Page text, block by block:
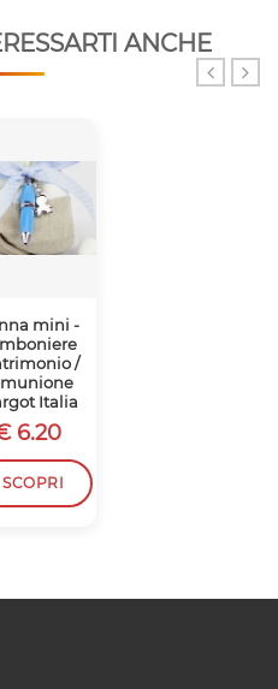
ANCHE
mini -
/
Italia
6.20
SCOPRI